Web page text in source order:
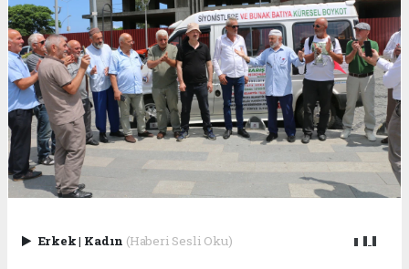
Erkek| Kadın (Haberi Sesli Oku)